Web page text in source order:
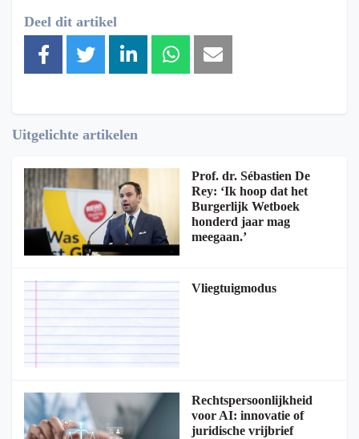
Deel dit artikel
Uitgelichte artikelen
Prof. dr. Sébastien De
Rey: ‘Ik hoop dat het
Burgerlijk Wetboek
honderd jaar mag
meegaan.’
Vliegtuigmodus
Rechtspersoonlijkheid
voor AI: innovatie of
juridische vrijbrief